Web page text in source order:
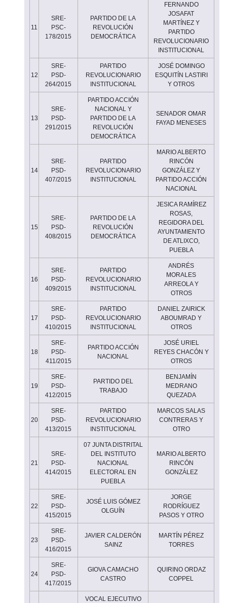
11
SRE-
PSC-
178/2015
PARTIDO DE LA
REVOLUCIÓN
DEMOCRÁTICA
FERNANDO
JOSAFAT
MARTÍNEZ Y
PARTIDO
REVOLUCIONARIO
INSTITUCIONAL
12
SRE-
PSD-
264/2015
PARTIDO
REVOLUCIONARIO
INSTITUCIONAL
JOSÉ DOMINGO
ESQUITÍN LASTIRI
Y OTROS
13
SRE-
PSD-
291/2015
PARTIDO ACCIÓN
NACIONAL Y
PARTIDO DE LA
REVOLUCIÓN
DEMOCRÁTICA
SENADOR OMAR
FAYAD MENESES
14
SRE-
PSD-
407/2015
PARTIDO
REVOLUCIONARIO
INSTITUCIONAL
MARIO ALBERTO
RINCÓN
GONZÁLEZ Y
PARTIDO ACCIÓN
NACIONAL
15
SRE-
PSD-
408/2015
PARTIDO DE LA
REVOLUCIÓN
DEMOCRÁTICA
JESICA RAMÍREZ
ROSAS,
REGIDORA DEL
AYUNTAMIENTO
DE ATLIXCO,
PUEBLA
16
SRE-
PSD-
409/2015
PARTIDO
REVOLUCIONARIO
INSTITUCIONAL
ANDRÉS
MORALES
ARREOLA Y
OTROS
17
SRE-
PSD-
410/2015
PARTIDO
REVOLUCIONARIO
INSTITUCIONAL
DANIEL ZAIRICK
ABOUMRAD Y
OTROS
18
SRE-
PSD-
411/2015
PARTIDO ACCIÓN
NACIONAL
JOSÉ URIEL
REYES CHACÓN Y
OTROS
19
SRE-
PSD-
412/2015
PARTIDO DEL
TRABAJO
BENJAMÍN
MEDRANO
QUEZADA
20
SRE-
PSD-
413/2015
PARTIDO
REVOLUCIONARIO
INSTITUCIONAL
MARCOS SALAS
CONTRERAS Y
OTRO
21
SRE-
PSD-
414/2015
07 JUNTA DISTRITAL
DEL INSTITUTO
NACIONAL
ELECTORAL EN
PUEBLA
MARIO ALBERTO
RINCÓN
GONZÁLEZ
22
SRE-
PSD-
415/2015
JOSÉ LUIS GÓMEZ
OLGUÍN
JORGE
RODRÍGUEZ
PASOS Y OTRO
23
SRE-
PSD-
416/2015
JAVIER CALDERÓN
SAINZ
MARTÍN PÉREZ
TORRES
24
SRE-
PSD-
417/2015
GIOVA CAMACHO
CASTRO
QUIRINO ORDAZ
COPPEL
VOCAL EJECUTIVO